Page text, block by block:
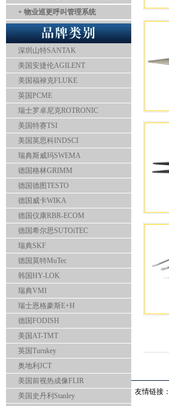
+ 物业巡更呼叫管理系统
深圳山特SANTAK
美国安捷伦AGILENT
美国福禄克FLUKE
英国PCME
瑞士罗卓尼克ROTRONIC
美国特赛TSI
美国英思科INDSCI
瑞典斯威玛SWEMA
德国格林GRIMM
德国德图TESTO
德国威卡WIKA
德国仪康RBR-ECOM
德国希尔思SUTOiTEC
瑞典SKF
德国莫特MuTec
韩国HY-LOK
瑞典VMI
瑞士恩格豪斯E+H
德国FODISH
美国AT-TMT
英国Turnkey
奥地利JCT
美国前视热成像FLIR
美国史丹利Stanley
友情链接：